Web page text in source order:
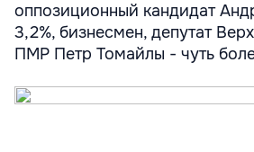
оппозиционный кандидат
3,2%, бизнесмен, депутат
ПМР Петр Томайлы - чуть